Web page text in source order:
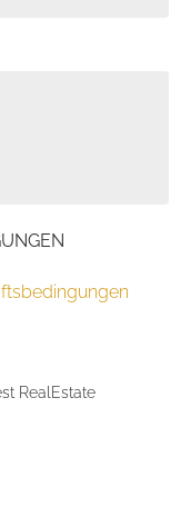
RealEstate